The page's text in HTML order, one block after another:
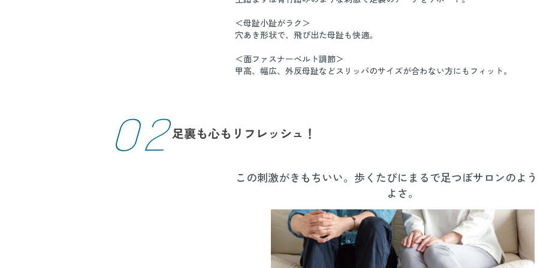
＜母趾小趾がラク＞
穴あき形状で、飛び出た母趾も快適。
＜面ファスナーベルト調節＞
甲高、幅広、外反母趾などスリッパのサイズが合わない方にもフィット。
02足裏も心も リフレッシュ！
この刺激がきもちいい。歩くたびにまるで足つぼサロンのよ
よさ。